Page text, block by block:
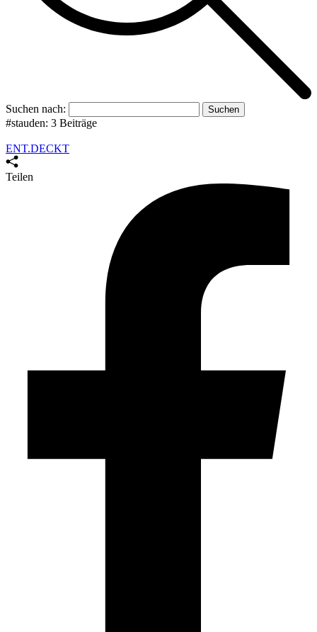
Suchen nach:
#stauden: 3 Beiträge
ENT.DECKT
Teilen